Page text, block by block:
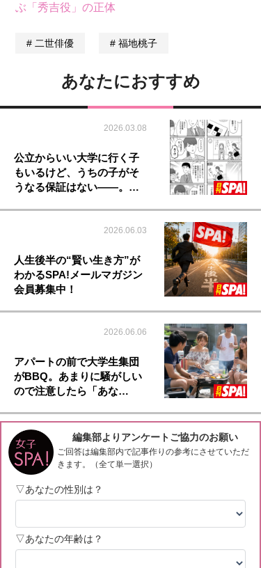
ぶ「秀吉役」の正体
二世俳優 福地桃子
あなたにおすすめ
2026.03.08
公立からいい大学に行く子
もいるけど、うちの子がそ
うなる保証はない――。…
2026.06.03
人生後半の“賢い生き方”が
わかるSPA!メールマガジン
会員募集中！
2026.06.06
アパートの前で大学生集団
がBBQ。あまりに騒がしい
ので注意したら「あな…